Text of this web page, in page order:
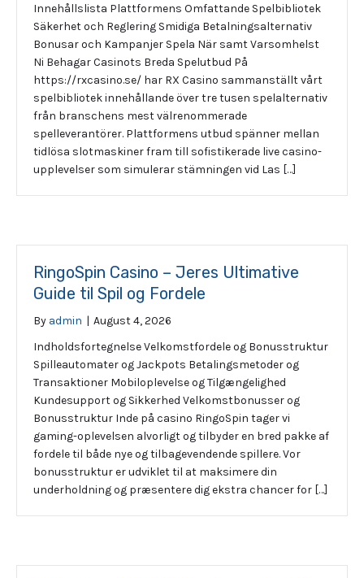
Innehållslista Plattformens Omfattande Spelbibliotek
Säkerhet och Reglering Smidiga Betalningsalternativ
Bonusar och Kampanjer Spela När samt Varsomhelst
Ni Behagar Casinots Breda Spelutbud På
https://rxcasino.se/ har RX Casino sammanställt vårt
spelbibliotek innehållande över tre tusen spelalternativ
från branschens mest välrenommerade
spelleverantörer. Plattformens utbud spänner mellan
tidlösa slotmaskiner fram till sofistikerade live casino-
upplevelser som simulerar stämningen vid Las […]
RingoSpin Casino – Jeres Ultimative
Guide til Spil og Fordele
By admin | August 4, 2026
Indholdsfortegnelse Velkomstfordele og Bonusstruktur
Spilleautomater og Jackpots Betalingsmetoder og
Transaktioner Mobiloplevelse og Tilgængelighed
Kundesupport og Sikkerhed Velkomstbonusser og
Bonusstruktur Inde på casino RingoSpin tager vi
gaming-oplevelsen alvorligt og tilbyder en bred pakke af
fordele til både nye og tilbagevendende spillere. Vor
bonusstruktur er udviklet til at maksimere din
underholdning og præsentere dig ekstra chancer for […]